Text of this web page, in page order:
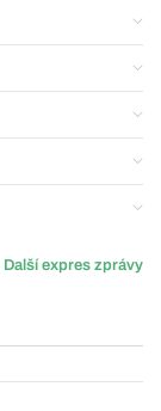
Další expres zprávy